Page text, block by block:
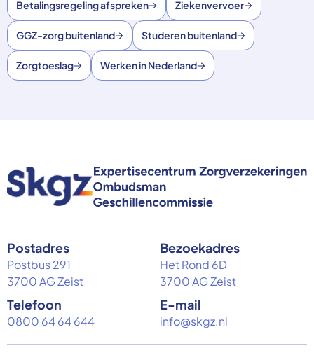
Betalingsregeling afspreken Ziekenvervoer
GGZ-zorg buitenland Studeren buitenland
Zorgtoeslag Werken in Nederland
Postadres
Postbus 291
3700 AG Zeist
Bezoekadres
Het Rond 6D
3700 AG Zeist
Telefoon
0800 64 64 644
E-mail
info@skgz.nl